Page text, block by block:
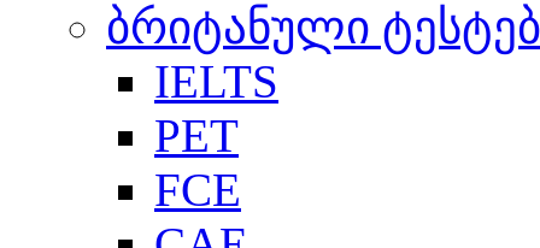
ბრიტანული
IELTS
PET
FCE